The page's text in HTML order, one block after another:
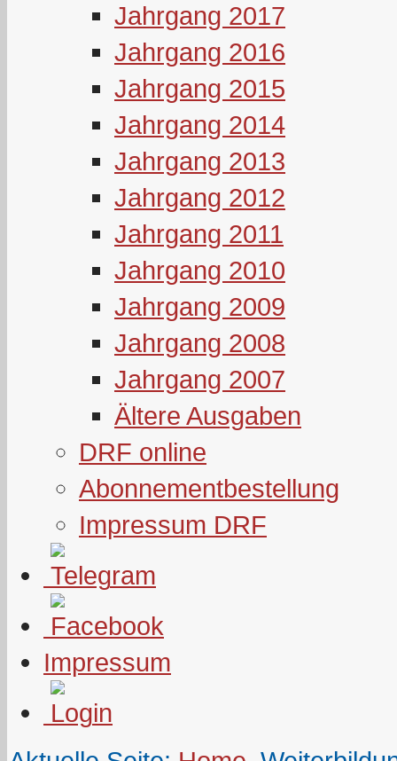
Jahrgang 2017
Jahrgang 2016
Jahrgang 2015
Jahrgang 2014
Jahrgang 2013
Jahrgang 2012
Jahrgang 2011
Jahrgang 2010
Jahrgang 2009
Jahrgang 2008
Jahrgang 2007
Ältere Ausgaben
DRF online
Abonnementbestellung
Impressum DRF
Impressum